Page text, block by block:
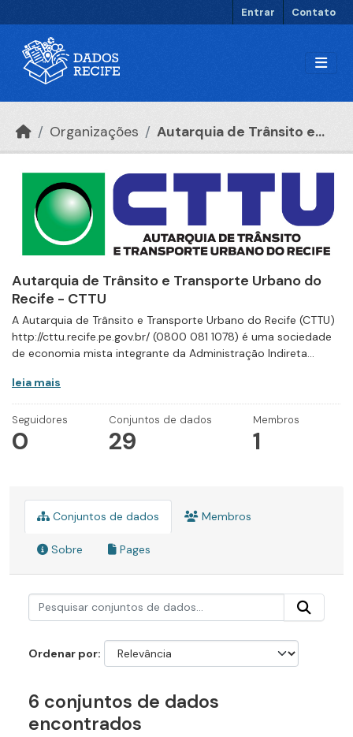
Entrar Contato
Organizações Autarquia de Trânsito e...
Autarquia de Trânsito e Transporte Urbano do
Recife - CTTU
A Autarquia de Trânsito e Transporte Urbano do Recife (CTTU)
http://cttu.recife.pe.gov.br/ (0800 081 1078) é uma sociedade
de economia mista integrante da Administração Indireta...
leia mais
Seguidores
0
Conjuntos de dados
29
Membros
1
Conjuntos de dados Membros
Sobre Pages
Ordenar por
6 conjuntos de dados
encontrados